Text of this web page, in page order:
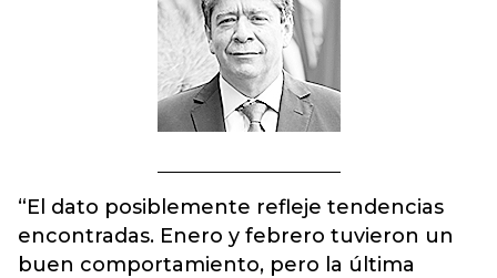
“El dato posiblemente refleje tendencias
encontradas. Enero y febrero tuvieron un
buen comportamiento, pero la última